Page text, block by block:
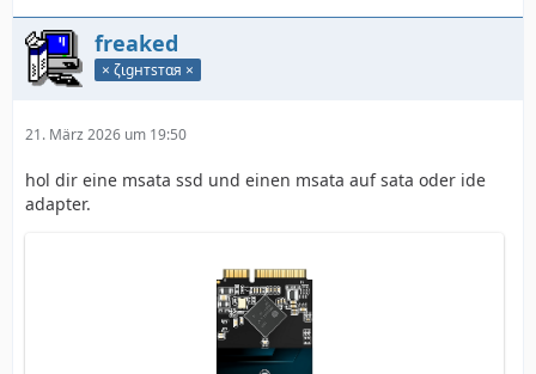
freaked
× ζιgнтѕтαя ×
21. März 2026 um 19:50
hol dir eine msata ssd und einen msata auf sata oder ide
adapter.